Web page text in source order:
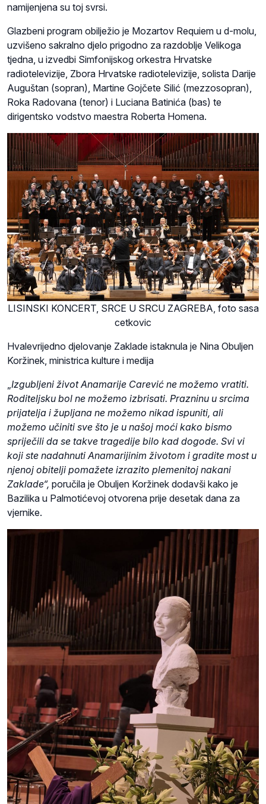
namijenjena su toj svrsi.
Glazbeni program obilježio je Mozartov Requiem u d-molu,
uzvišeno sakralno djelo prigodno za razdoblje Velikoga
tjedna, u izvedbi Simfonijskog orkestra Hrvatske
radiotelevizije, Zbora Hrvatske radiotelevizije, solista Darije
Auguštan (sopran), Martine Gojčete Silić (mezzosopran),
Roka Radovana (tenor) i Luciana Batinića (bas) te
dirigentsko vodstvo maestra Roberta Homena.
LISINSKI KONCERT, SRCE U SRCU ZAGREBA, foto sasa
cetkovic
Hvalevrijedno djelovanje Zaklade istaknula je Nina Obuljen
Koržinek, ministrica kulture i medija
Izgubljeni život Anamarije Carević ne možemo vratiti.
Roditeljsku bol ne možemo izbrisati. Prazninu u srcima
prijatelja i župljana ne možemo nikad ispuniti, ali
možemo učiniti sve što je u našoj moći kako bismo
spriječili da se takve tragedije bilo kad dogode. Svi vi
koji ste nadahnuti Anamarijinim životom i gradite most u
njenoj obitelji pomažete izrazito plemenitoj nakani
Zaklade“, poručila je Obuljen Koržinek dodavši kako je
Bazilika u Palmotićevoj otvorena prije desetak dana za
vjernike.